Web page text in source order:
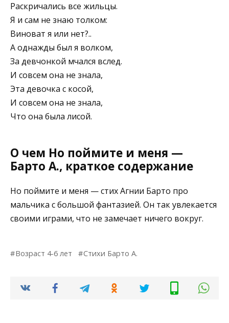
Раскричались все жильцы.
Я и сам не знаю толком:
Виноват я или нет?..
А однажды был я волком,
За девчонкой мчался вслед.
И совсем она не знала,
Эта девочка с косой,
И совсем она не знала,
Что она была лисой.
О чем Но поймите и меня —
Барто А., краткое содержание
Но поймите и меня — стих Агнии Барто про
мальчика с большой фантазией. Он так увлекается
своими играми, что не замечает ничего вокруг.
Возраст 4-6 лет Стихи Барто А.